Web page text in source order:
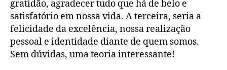
gratidão, agradecer tudo que há de belo e
satisfatório em nossa vida. A terceira, seria a
felicidade da excelência, nossa realização
pessoal e identidade diante de quem somos.
Sem dúvidas, uma teoria interessante!